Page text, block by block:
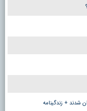
شدند + زندگینامه